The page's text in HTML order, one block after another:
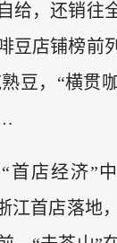
给，还销往
豆店铺榜前
豆，“横贯
首店经济”
江首店落地